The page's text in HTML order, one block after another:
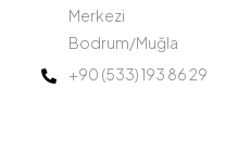
Merkezi
Bodrum/Muğla
+90 (533) 193 86 29